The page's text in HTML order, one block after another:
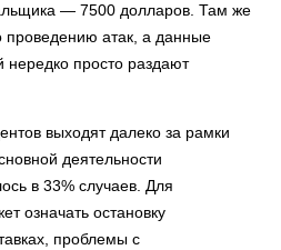
— 7500 долларов. Там же
проведению атак, а данные
просто раздают
выходят далеко за рамки
деятельности
в 33% случаев. Для
означать остановку
проблемы с